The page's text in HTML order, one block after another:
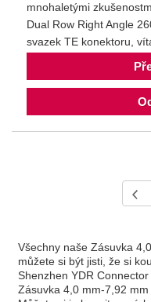
mnohaletými
Dual Row Right Angle
svazek TE konektoru,
Všechny naše Zásuvka
můžete si být jisti, že si
Shenzhen YDR
Zásuvka 4,0 mm-7,92